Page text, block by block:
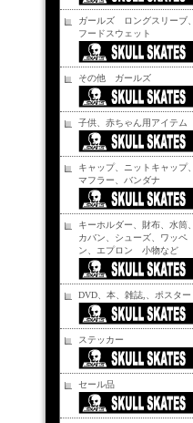
ガールズ ロングスリーブ、
フードスウェット
その他 ガールズ
子供、赤ちゃん用アイテム
キャップ、ニットキャップ、
マフラー、バンダナ
キーホルダー、財布、水筒、
カバン、シューズ、ワッペ
ン、エプロン 小物など
DVD、本、雑誌,、ポスター
ステッカー
セール品